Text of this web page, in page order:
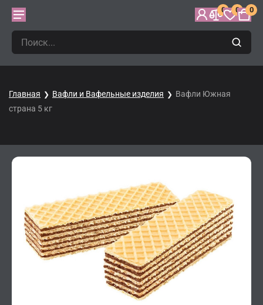
0 0 0
Главная Вафли и Вафельные изделия
Вафли Южная
страна 5 кг